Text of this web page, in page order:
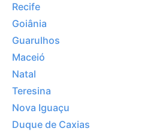
Recife
Goiânia
Guarulhos
Maceió
Natal
Teresina
Nova Iguaçu
Duque de Caxias